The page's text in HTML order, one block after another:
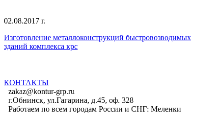
02.08.2017 г.
Изготовление металлоконструкций быстровозводимых
зданий комплекса крс
КОНТАКТЫ
zakaz@kontur-grp.ru
г.Обнинск, ул.Гагарина, д.45, оф. 328
Работаем по всем городам России и СНГ: Меленки